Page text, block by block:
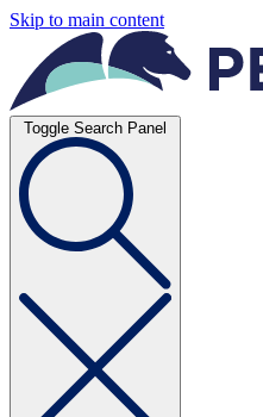
Skip to main content
Toggle Search Panel